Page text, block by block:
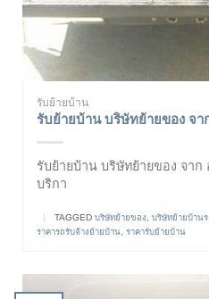
รับย้ายบ้าน
รับย้ายบ้าน บริษัทย้ายของ จ
รับย้ายบ้าน บริษัทย้ายของ จา
บริกา
| TAGGED บริษัทย้ายของ บริษัทย้ายบ้านร
ราคารถรับจ้างย้ายบ้าน ราคารับย้ายบ้าน